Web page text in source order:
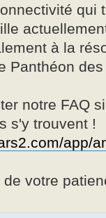
qui
à la
Panthéon
notre FAQ
s'y trouvent !
app/
votre